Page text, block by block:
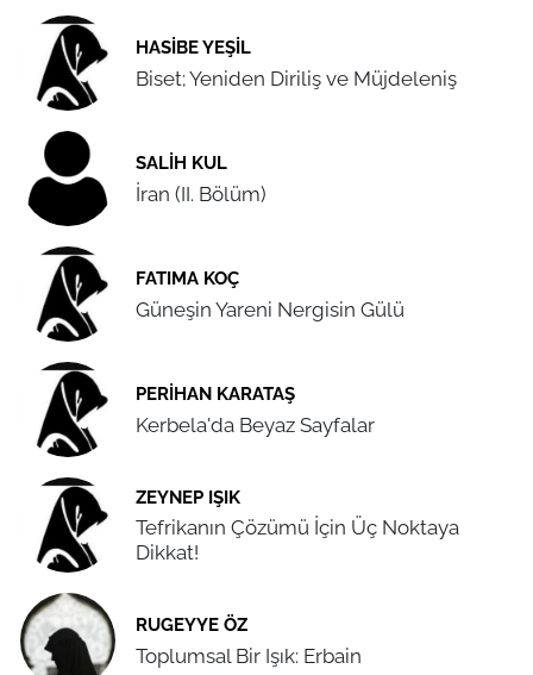
HASIBE YEŞIL
Biset; Yeniden Diriliş ve Müjdeleniş
SALIH KUL
İran (II. Bölüm)
FATIMA KOÇ
Güneşin Yareni Nergisin Gülü
PERIHAN KARATAŞ
Kerbela'da Beyaz Sayfalar
ZEYNEP IŞIK
Tefrikanın Çözümü İçin Üç Noktaya
Dikkat!
RUGEYYE ÖZ
Toplumsal Bir Işık: Erbain